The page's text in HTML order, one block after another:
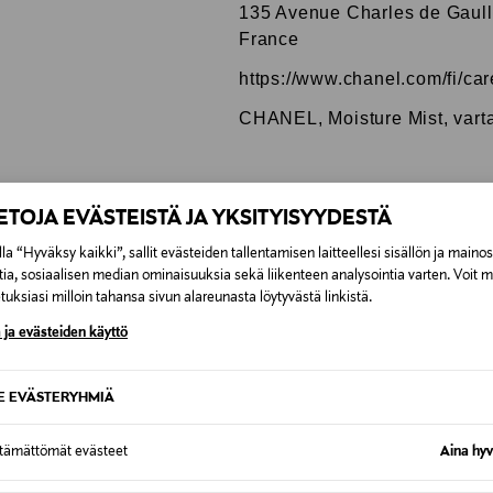
EVÄSTEISTÄ JA YKSITYISYYDESTÄ
“Hyväksy kaikki”, sallit evästeiden tallentamisen laitteellesi sisällön ja
sosiaalisen median ominaisuuksia sekä liikenteen analysointia varten. Voit
milloin tahansa sivun alareunasta löytyvästä linkistä.
ja evästeiden käyttö
EVÄSTERYHMIÄ
evästeet Aina
135 Avenue Charles de
France
https://www.chanel.com/fi/
CHANEL, Moisture Mist,
0,00 €
Alk. 6,90 €, kun toimitus on
tulee palauttaa avaamattomissa
ei voi palauttaa.NÄISTÄ